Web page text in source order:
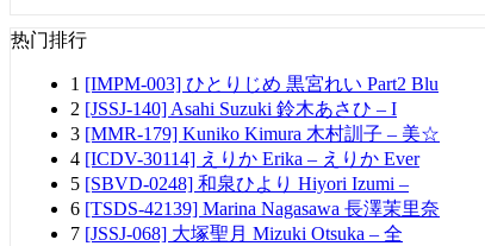
热门排行
1 [IMPM-003] ひとりじめ 黒宮れい Part2 Blu
2 [JSSJ-140] Asahi Suzuki 鈴木あさひ – I
3 [MMR-179] Kuniko Kimura 木村訓子 – 美☆
4 [ICDV-30114] えりか Erika – えりか Ever
5 [SBVD-0248] 和泉ひより Hiyori Izumi –
6 [TSDS-42139] Marina Nagasawa 長澤茉里奈
7 [JSSJ-068] 大塚聖月 Mizuki Otsuka – 全